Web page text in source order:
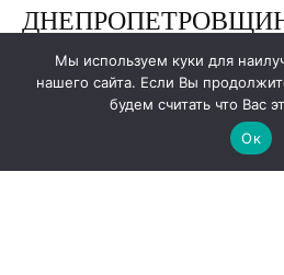
Мы используем куки для
нашего сайта. Если Вы
будем считать что Вас
Ок